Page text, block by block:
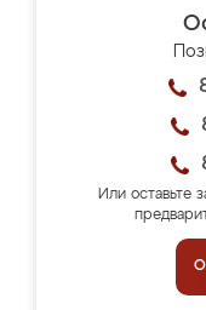
Или оставьте